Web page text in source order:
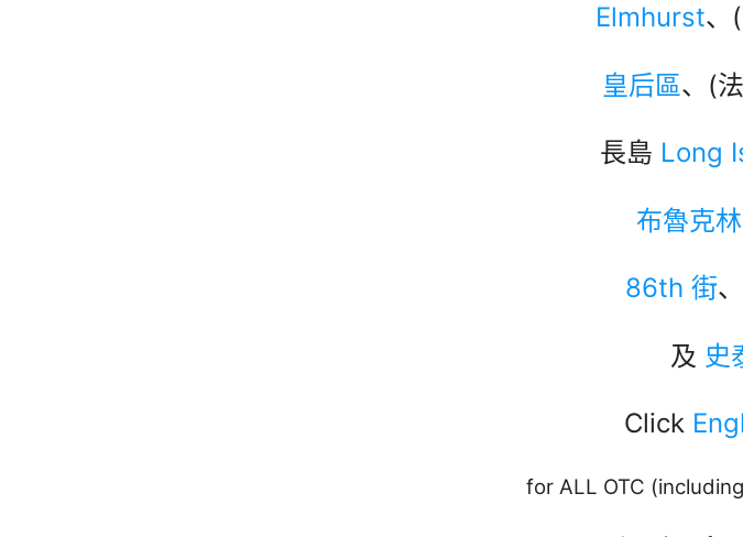
Elmhurst、
皇后區、(
長島 Long
布魯克
86th 街、
及 史
Click
for ALL OTC